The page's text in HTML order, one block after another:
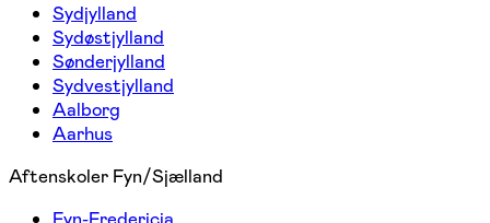
Sydjylland
Sydøstjylland
Sønderjylland
Sydvestjylland
Aalborg
Aarhus
Aftenskoler Fyn/Sjælland